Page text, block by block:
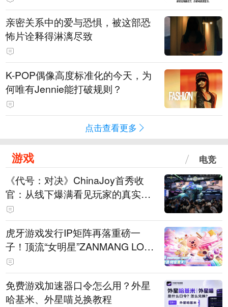
亲密关系中的爱与恐惧，被这部恐
怖片诠释得淋漓尽致
K-POP偶像高度标准化的今天，为
何唯有Jennie能打破规则？
点击查看更多
游戏 电竞
《代号：对决》ChinaJoy首秀收
官：从线下爆满看见玩家的真实期
待
虎牙游戏发行IP矩阵再落重磅一
子！顶流“女明星”ZANMANG LOO
PY 正版3D消除手游《消消奇遇》
惊喜曝光
免费游戏加速器口令怎么用？外星
哈基米、外星喵兑换教程